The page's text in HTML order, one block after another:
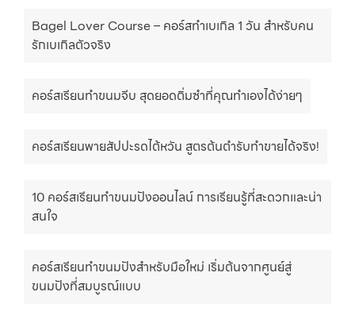
Bagel Lover Course – คอร์สทำเบเกิล 1 วัน สำหรับคน
รักเบเกิลตัวจริง
คอร์สเรียนทำขนมจีบ สุดยอดติ่มซำที่คุณทำเองได้ง่ายๆ
คอร์สเรียนพายสัปปะรดไต้หวัน สูตรต้นตำรับทำขายได้จริง!
10 คอร์สเรียนทำขนมปังออนไลน์ การเรียนรู้ที่สะดวกและน่า
สนใจ
คอร์สเรียนทำขนมปังสำหรับมือใหม่ เริ่มต้นจากศูนย์สู่
ขนมปังที่สมบูรณ์แบบ